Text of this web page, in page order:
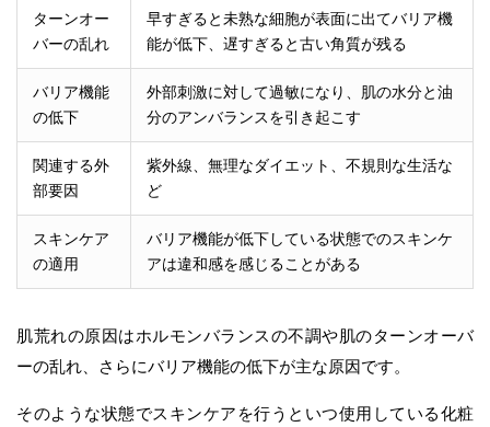
ターンオー
バーの乱れ
早すぎると未熟な細胞が表面に出てバリア機
能が低下、遅すぎると古い角質が残る
バリア機能
の低下
外部刺激に対して過敏になり、肌の水分と油
分のアンバランスを引き起こす
関連する外
部要因
紫外線、無理なダイエット、不規則な生活な
ど
スキンケア
の適用
バリア機能が低下している状態でのスキンケ
アは違和感を感じることがある
肌荒れの原因はホルモンバランスの不調や肌のターンオーバ
ーの乱れ、さらにバリア機能の低下が主な原因です。
そのような状態でスキンケアを行うといつ使用している化粧